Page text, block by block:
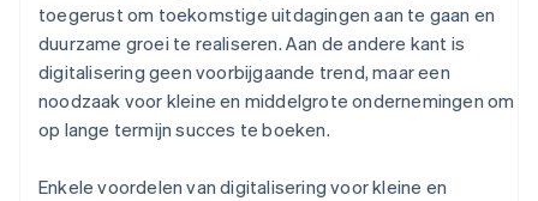
toegerust om toekomstige uitdagingen aan te gaan en
duurzame groei te realiseren. Aan de andere kant is
digitalisering geen voorbijgaande trend, maar een
noodzaak voor kleine en middelgrote ondernemingen om
op lange termijn succes te boeken.
Enkele voordelen van digitalisering voor kleine en